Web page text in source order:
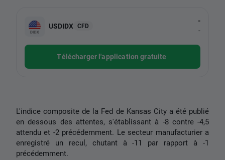
USDIDX CFD
-
-
Télécharger l'application gratuite
L'indice composite de la Fed de Kansas City a été publié
en dessous des attentes, s'établissant à -8 contre -4,5
attendu et -2 précédemment. Le secteur manufacturier a
enregistré un recul, chutant à -11 par rapport à -1
précédemment.